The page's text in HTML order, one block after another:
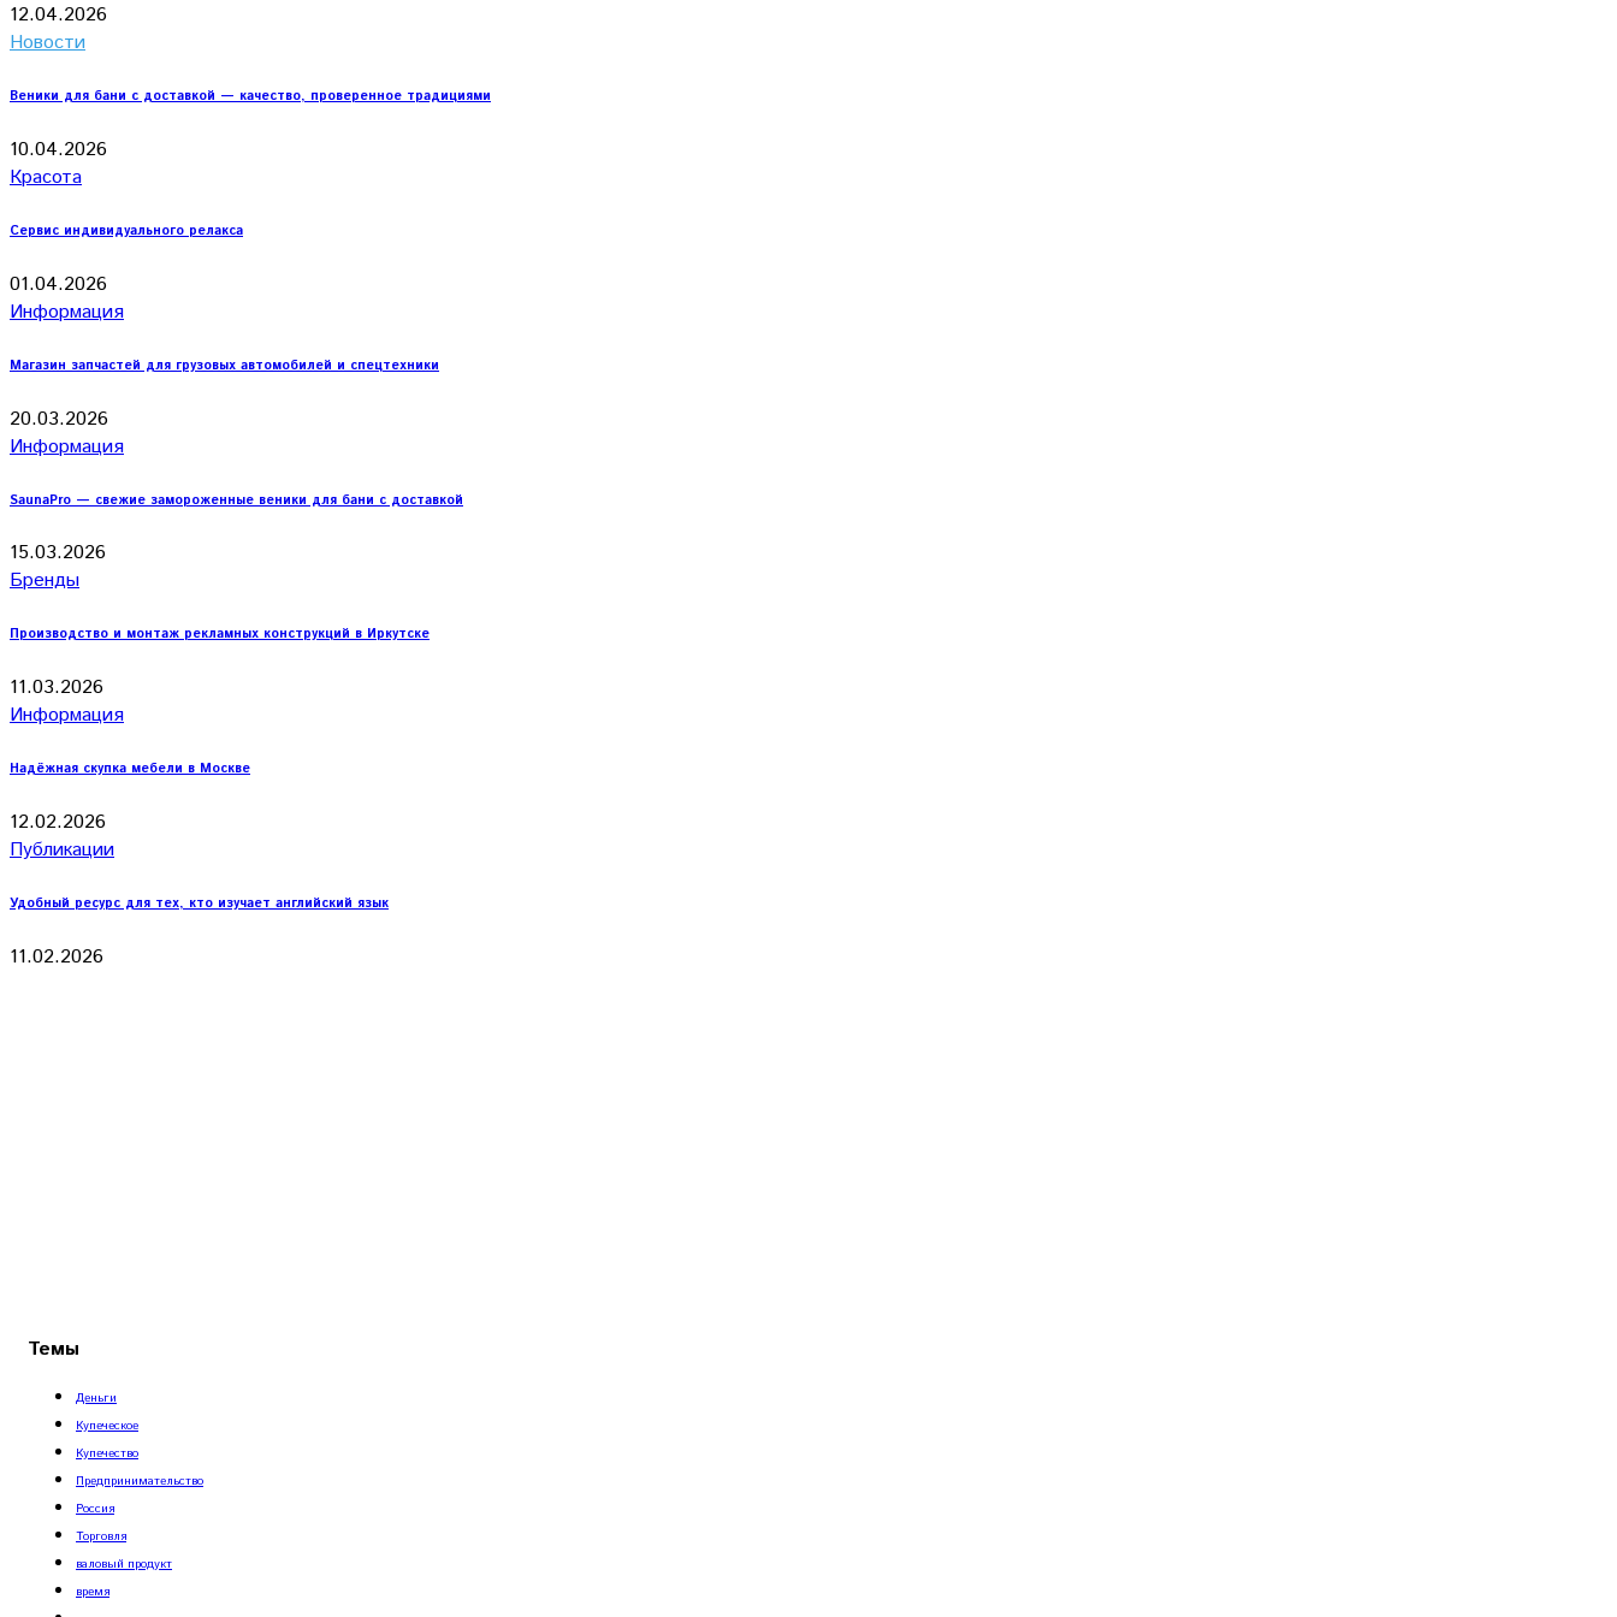
12.04.2026
Новости
Веники для бани с доставкой — качество, проверенное традициями
10.04.2026
Красота
Сервис индивидуального релакса
01.04.2026
Информация
Магазин запчастей для грузовых автомобилей и спецтехники
20.03.2026
Информация
SaunaPro — свежие замороженные веники для бани с доставкой
15.03.2026
Бренды
Производство и монтаж рекламных конструкций в Иркутске
11.03.2026
Информация
Надёжная скупка мебели в Москве
12.02.2026
Публикации
Удобный ресурс для тех, кто изучает английский язык
11.02.2026
Темы
Деньги
Купеческое
Купечество
Предпринимательство
Россия
Торговля
валовый продукт
время